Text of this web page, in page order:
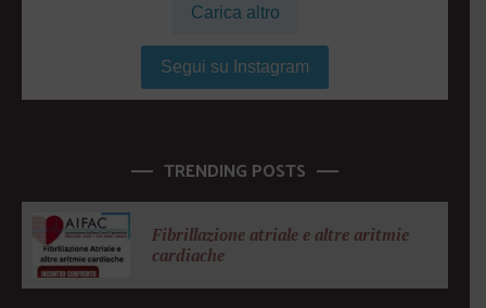
Carica altro
Segui su Instagram
TRENDING POSTS
Fibrillazione atriale e altre aritmie
cardiache